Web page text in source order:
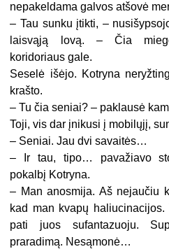
nepakeldama galvos atšovė
– Tau sunku įtikti, –
laisvąją lovą. – Čia
koridoriaus gale.
Seselė išėjo. Kotryna
krašto.
– Tu čia seniai? – paklausė
Toji, vis dar įnikusi į mobilųjį,
– Seniai. Jau dvi savaitės…
– Ir tau, tipo… pavažiavo
pokalbį Kotryna.
– Man anosmija. Aš nejaučiu
kad man kvapų
pati juos sufantazuoju.
praradimą. Nesąmonė…